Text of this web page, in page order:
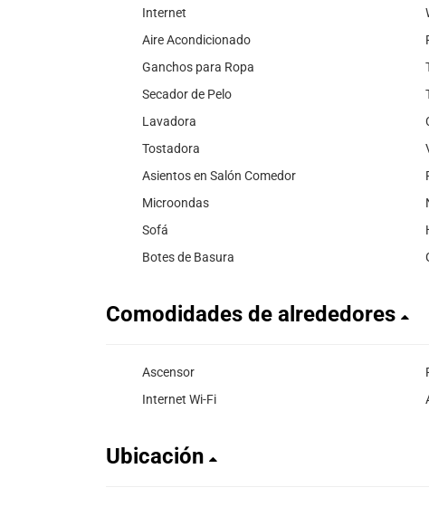
Internet
Aire Acondicionado
Ganchos para Ropa
Secador de Pelo
Lavadora
Tostadora
Asientos en Salón Comedor
Microondas
Sofá
Botes de Basura
Comodidades de alrededores
Ascensor
Internet Wi-Fi
Ubicación